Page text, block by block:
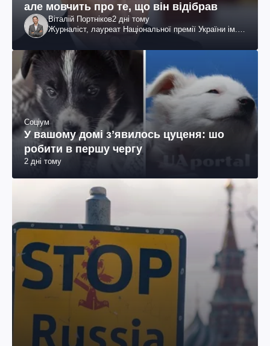
але мовчить про те, що він відібрав
Віталій Портніков2 дні тому
Журналіст, лауреат Національної премії України ім.
Соціум
У вашому домі зʼявилось цуценя: шо
робити в першу чергу
2 дні тому